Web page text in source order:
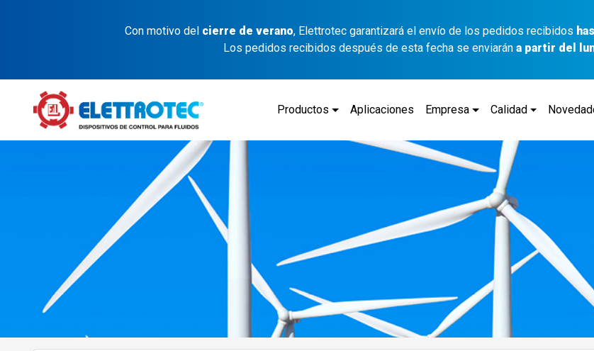
Con motivo del cierre de verano, Elettrotec garantizará el envío de los pedidos recibidos
Los pedidos recibidos después de esta fecha se enviarán a partir del
Productos Aplicaciones Empresa Calidad